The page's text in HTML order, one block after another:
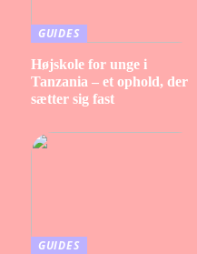
GUIDES
Højskole for unge i
Tanzania – et ophold, der
sætter sig fast
GUIDES